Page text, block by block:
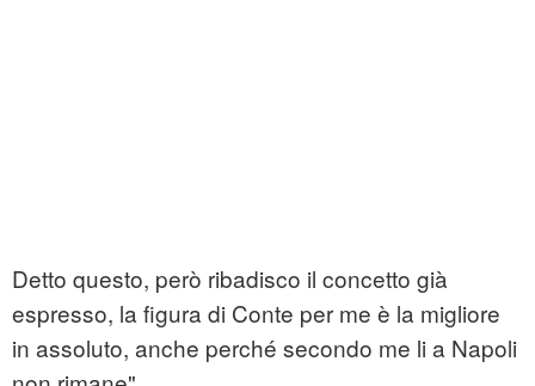
Detto questo, però ribadisco il concetto già
espresso, la figura di Conte per me è la migliore
in assoluto, anche perché secondo me li a Napoli